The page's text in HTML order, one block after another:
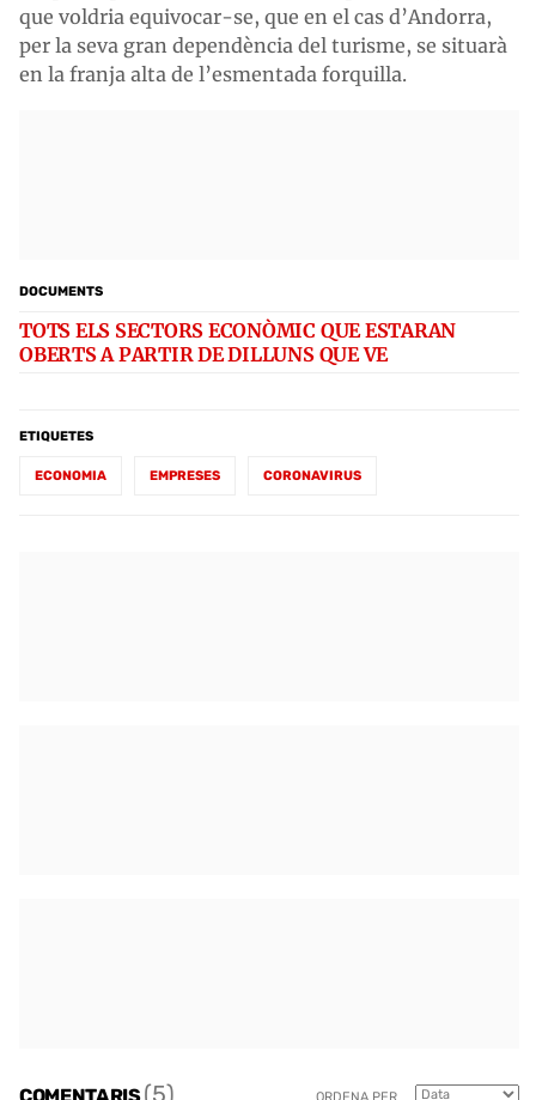
que voldria equivocar-se, que en el cas d’Andorra,
per la seva gran dependència del turisme, se situarà
en la franja alta de l’esmentada forquilla.
DOCUMENTS
TOTS ELS SECTORS ECONÒMIC QUE ESTARAN
OBERTS A PARTIR DE DILLUNS QUE VE
ETIQUETES
ECONOMIA EMPRESES CORONAVIRUS
(5) ORDENA PER